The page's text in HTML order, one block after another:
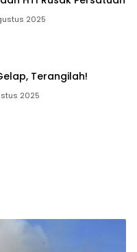
2025
Terangilah!
2025